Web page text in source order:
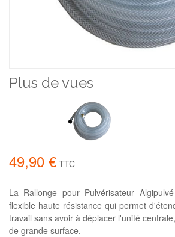
Plus de vues
49,90 € TTC
La Rallonge pour Pulvérisateur
flexible haute résistance qui permet
travail sans avoir à déplacer l'unité
de grande surface.